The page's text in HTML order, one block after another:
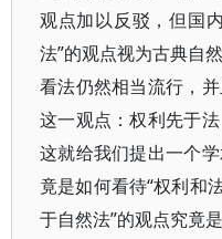
观点加以反驳，但国
法”的观点视为古典自
看法仍然相当流行，
这一观点：权利先于
这就给我们提出一个
竟是如何看待“权利和
于自然法”的观点究竟